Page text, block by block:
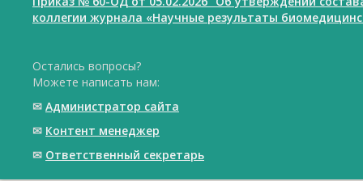
коллегии журнала «Научные результаты
Остались вопросы?
Можете написать нам:
✉ Администратор сайта
✉ Контент менеджер
✉ Ответственный cекретарь